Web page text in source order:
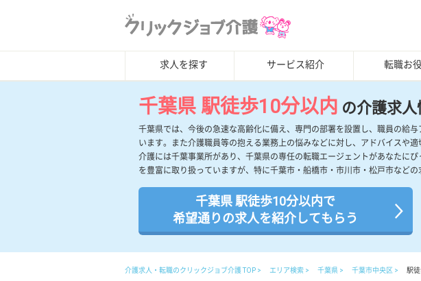
求人を探す サービス紹介 転職お
千葉県 駅徒歩10分以内 の介護求人
千葉県では、今後の急速な高齢化に備え、専門の部署を設置し、職員の給
います。また介護職員等の抱える業務上の悩みなどに対し、アドバイスや
介護には千葉事業所があり、千葉県の専任の転職エージェントがあなたに
を豊富に取り扱っていますが、特に千葉市・船橋市・市川市・松戸市などの
千葉県 駅徒歩10分以内で
希望通りの求人を紹介してもらう
介護求人・転職のクリックジョブ介護 TOP エリア検索 千葉県 千葉市中央区 駅